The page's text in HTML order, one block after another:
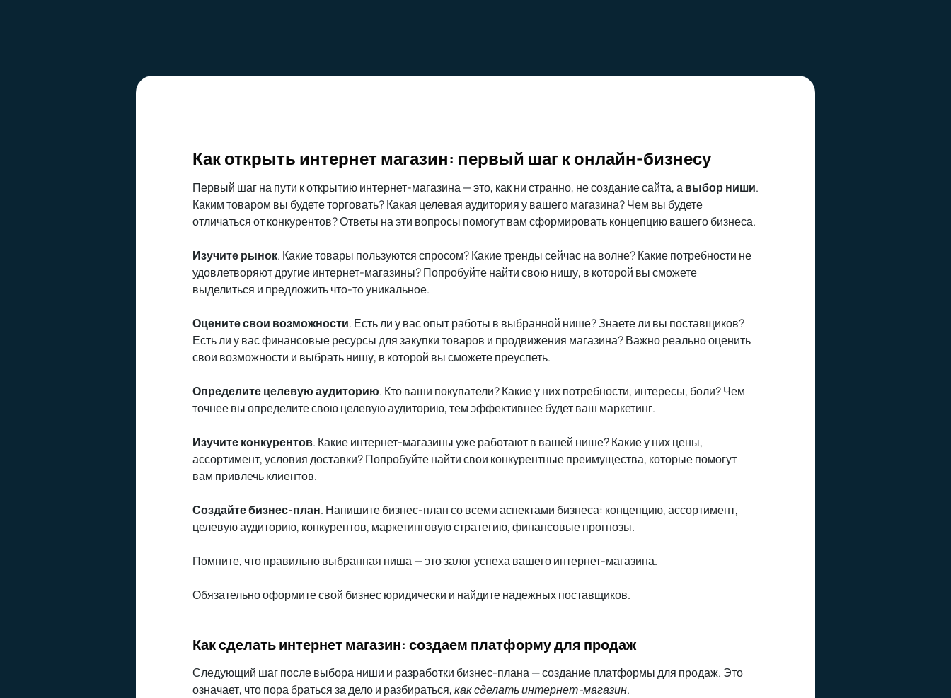
Как открыть интернет магазин: первый шаг к онлайн-бизнесу
Первый шаг на пути к открытию интернет-магазина — это, как ни странно, не создание сайта, авыбор ниши.
Каким товаром вы будете торговать? Какая целевая аудитория у вашего магазина? Чем вы будете
отличаться от конкурентов? Ответы на эти вопросы помогут вам сформировать концепцию вашего бизнеса.
Изучите рынок. Какие товары пользуются спросом? Какие тренды сейчас на волне? Какие потребности не
удовлетворяют другие интернет-магазины? Попробуйте найти свою нишу, в которой вы сможете
выделиться и предложить что-то уникальное.
Оцените свои возможности. Есть ли у вас опыт работы в выбранной нише? Знаете ли вы поставщиков?
Есть ли у вас финансовые ресурсы для закупки товаров и продвижения магазина? Важно реально оценить
свои возможности и выбрать нишу, в которой вы сможете преуспеть.
Определите целевую аудиторию. Кто ваши покупатели? Какие у них потребности, интересы, боли? Чем
точнее вы определите свою целевую аудиторию, тем эффективнее будет ваш маркетинг.
Изучите конкурентов. Какие интернет-магазины уже работают в вашей нише? Какие у них цены,
ассортимент, условия доставки? Попробуйте найти свои конкурентные преимущества, которые помогут
вам привлечь клиентов.
Создайте бизнес-план. Напишите бизнес-план со всеми аспектами бизнеса: концепцию, ассортимент,
целевую аудиторию, конкурентов, маркетинговую стратегию, финансовые прогнозы.
Помните, что правильно выбранная ниша — это залог успеха вашего интернет-магазина.
Обязательно оформите свой бизнес юридически и найдите надежных поставщиков.
Как сделать интернет магазин: создаем платформу для продаж
Следующий шаг после выбора ниши и разработки бизнес-плана — создание платформы для продаж. Это
означает, что пора браться за дело и разбираться,как сделать интернет-магазин.